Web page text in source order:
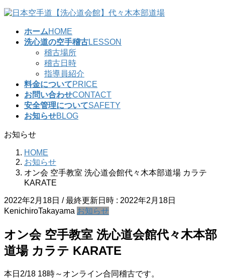
コ
ナ
ホームHOME
洗心道の空手稽古LESSON
稽古場所
稽古日時
指導員紹介
料金についてPRICE
お問い合わせCONTACT
安全管理についてSAFETY
お知らせBLOG
お知らせ
HOME
お知らせ
オン会 空手教室 洗心道会館代々木本部道場 カラテ
KARATE
2022年2月18日 / 最終更新日時 : 2022年2月18日
KenichiroTakayama お知らせ
オン会 空手教室 洗心道会館代々木本部
道場 カラテ KARATE
本日2/18 18時～オンライン合同稽古です。